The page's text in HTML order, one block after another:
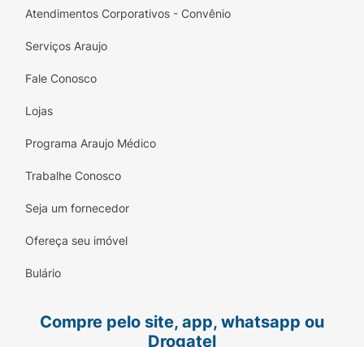
Atendimentos Corporativos - Convênio
Serviços Araujo
Fale Conosco
Lojas
Programa Araujo Médico
Trabalhe Conosco
Seja um fornecedor
Ofereça seu imóvel
Bulário
Compre pelo site, app, whatsapp ou
Drogatel